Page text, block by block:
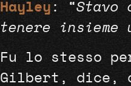
Hayley : “Stavo
tenere insieme
Fu lo stesso
Gilbert, dice,